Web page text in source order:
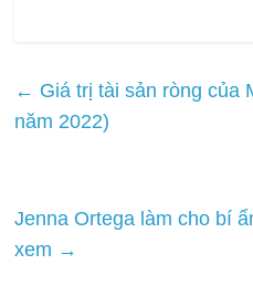
← Giá trị tài sản ròng của
năm 2022)
Jenna Ortega làm cho bí
xem →